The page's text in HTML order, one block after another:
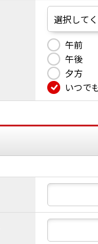
午前
午後
夕方
いつで